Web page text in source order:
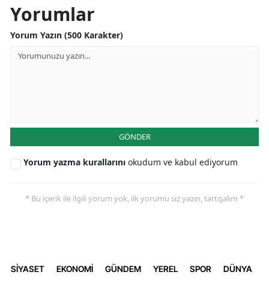
Yorumlar
Yorum Yazın (500 Karakter)
GÖNDER
Yorum yazma kurallarını okudum ve kabul ediyorum
* Bu içerik ile ilgili yorum yok, ilk yorumu siz yazın, tartışalım *
SİYASET EKONOMİ GÜNDEM YEREL SPOR DÜNYA